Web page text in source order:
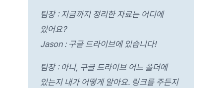
팀장 : 지금까지 정리한 자료는 어디에
있어요?
Jason : 구글 드라이브에 있습니다!
팀장 : 아니, 구글 드라이브 어느 폴더에
있는지 내가 어떻게 알아요. 링크를 주든지